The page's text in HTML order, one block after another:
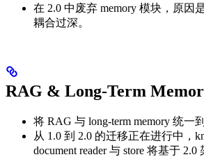
在 2.0 中废弃 memory 模块，原因
耦合过深。
RAG & Long-Term
将 RAG 与 long-term memory 统一
从 1.0 到 2.0 的迁移正在进行中，
document reader 与 store 将基于